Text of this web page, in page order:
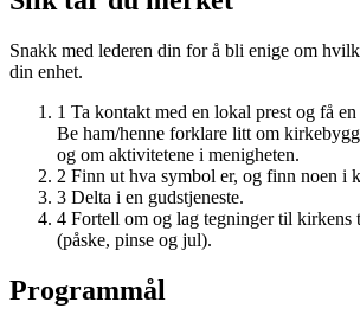
Snakk med lederen din for å bli enige om
din enhet.
1 Ta kontakt med en lokal prest og få
Be ham/henne forklare litt om
og om aktivitetene i menigheten.
2 Finn ut hva symbol er, og finn noen i
3 Delta i en gudstjeneste.
4 Fortell om og lag tegninger til kirkens
(påske, pinse og jul).
Programmål